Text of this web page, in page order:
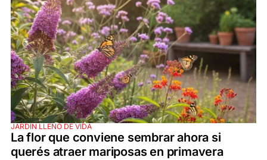
JARDÍN LLENO DE VIDA
La flor que conviene sembrar ahora si
querés atraer mariposas en primavera